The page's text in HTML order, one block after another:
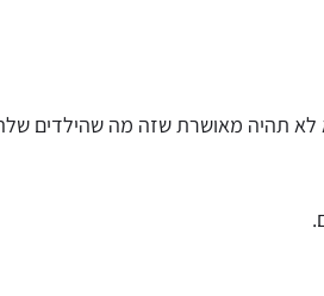
לא תהיה מאושרת שזה מה שהילדים